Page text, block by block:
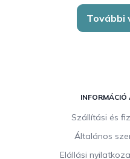
További
Szállítási és
Általános
Elállási